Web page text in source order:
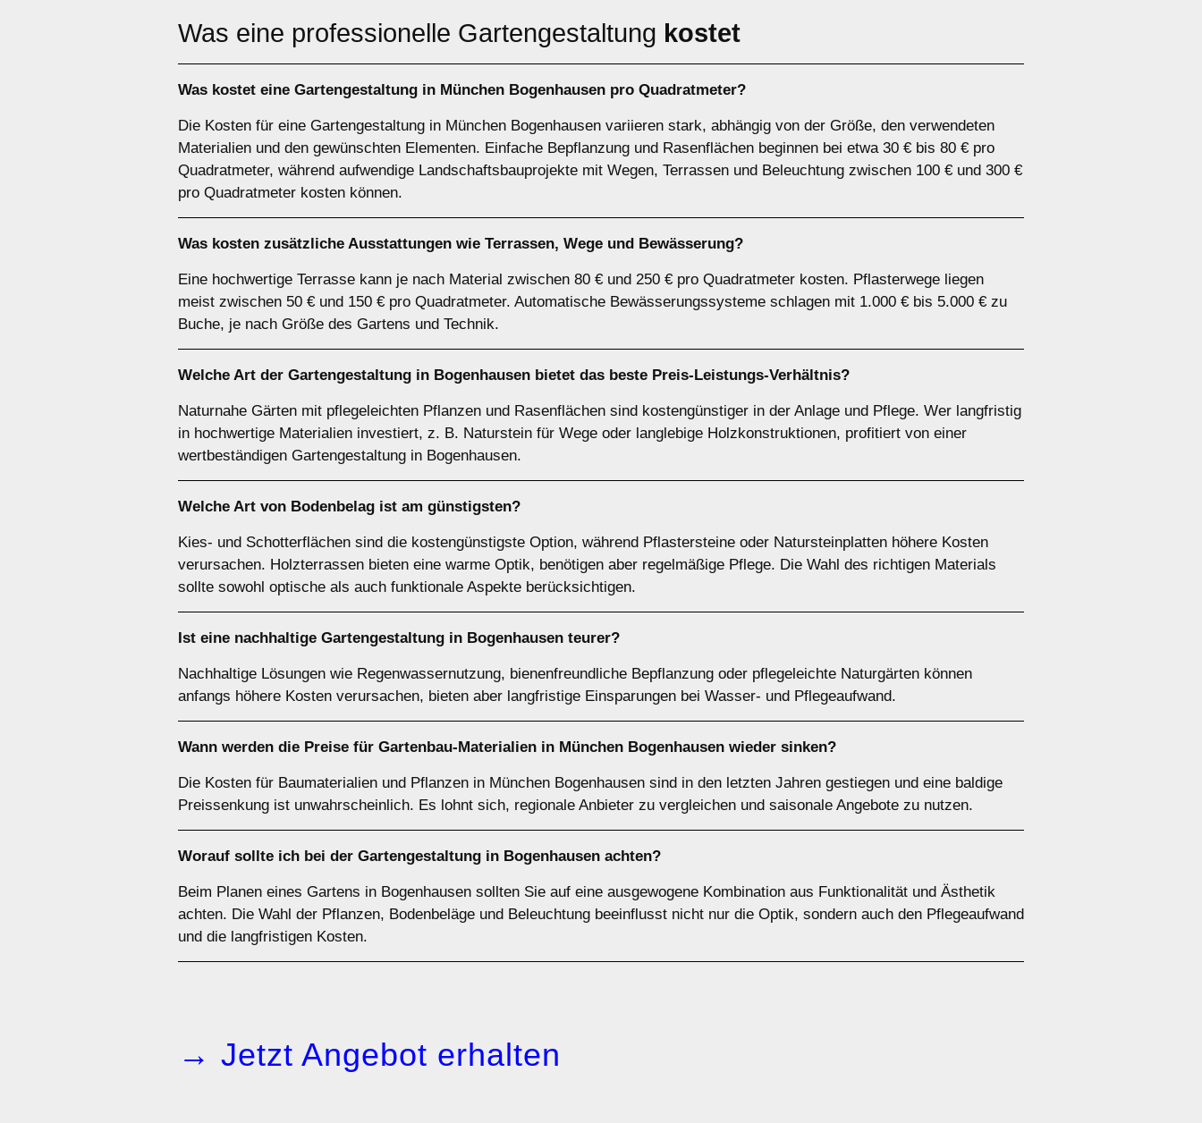
Was eine professionelle Gartengestaltung kostet
Was kostet eine Gartengestaltung in München Bogenhausen pro Quadratmeter?
Die Kosten für eine Gartengestaltung in München Bogenhausen variieren stark, abhängig von der Größe, den verwendeten
Materialien und den gewünschten Elementen. Einfache Bepflanzung und Rasenflächen beginnen bei etwa 30 € bis 80 € pro
Quadratmeter, während aufwendige Landschaftsbauprojekte mit Wegen, Terrassen und Beleuchtung zwischen 100 € und 300 €
pro Quadratmeter kosten können.
Was kosten zusätzliche Ausstattungen wie Terrassen, Wege und Bewässerung?
Eine hochwertige Terrasse kann je nach Material zwischen 80 € und 250 € pro Quadratmeter kosten. Pflasterwege liegen
meist zwischen 50 € und 150 € pro Quadratmeter. Automatische Bewässerungssysteme schlagen mit 1.000 € bis 5.000 € zu
Buche, je nach Größe des Gartens und Technik.
Welche Art der Gartengestaltung in Bogenhausen bietet das beste Preis-Leistungs-Verhältnis?
Naturnahe Gärten mit pflegeleichten Pflanzen und Rasenflächen sind kostengünstiger in der Anlage und Pflege. Wer langfristig
in hochwertige Materialien investiert, z. B. Naturstein für Wege oder langlebige Holzkonstruktionen, profitiert von einer
wertbeständigen Gartengestaltung in Bogenhausen.
Welche Art von Bodenbelag ist am günstigsten?
Kies- und Schotterflächen sind die kostengünstigste Option, während Pflastersteine oder Natursteinplatten höhere Kosten
verursachen. Holzterrassen bieten eine warme Optik, benötigen aber regelmäßige Pflege. Die Wahl des richtigen Materials
sollte sowohl optische als auch funktionale Aspekte berücksichtigen.
Ist eine nachhaltige Gartengestaltung in Bogenhausen teurer?
Nachhaltige Lösungen wie Regenwassernutzung, bienenfreundliche Bepflanzung oder pflegeleichte Naturgärten können
anfangs höhere Kosten verursachen, bieten aber langfristige Einsparungen bei Wasser- und Pflegeaufwand.
Wann werden die Preise für Gartenbau-Materialien in München Bogenhausen wieder sinken?
Die Kosten für Baumaterialien und Pflanzen in München Bogenhausen sind in den letzten Jahren gestiegen und eine baldige
Preissenkung ist unwahrscheinlich. Es lohnt sich, regionale Anbieter zu vergleichen und saisonale Angebote zu nutzen.
Worauf sollte ich bei der Gartengestaltung in Bogenhausen achten?
Beim Planen eines Gartens in Bogenhausen sollten Sie auf eine ausgewogene Kombination aus Funktionalität und Ästhetik
achten. Die Wahl der Pflanzen, Bodenbeläge und Beleuchtung beeinflusst nicht nur die Optik, sondern auch den Pflegeaufwand
und die langfristigen Kosten.
→ Jetzt Angebot erhalten